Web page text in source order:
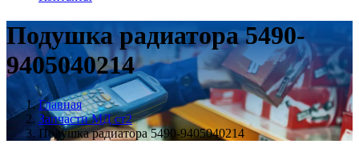
Подушка радиатора 5490-
9405040214
Главная
Запчасти МД ст2
Подушка радиатора 5490-9405040214